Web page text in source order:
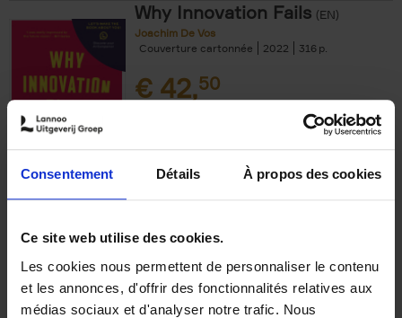
Consentement Détails À propos des cookies
Ce site web utilise des cookies.
Les cookies nous permettent de personnaliser le contenu
et les annonces, d'offrir des fonctionnalités relatives aux
médias sociaux et d'analyser notre trafic. Nous
Why Innovation Fails (EN)
Joachim De Vos
Couverture cartonnée
2022 316
€ 42,50
The Uncertainty Principle (EN)
Peter Hinssen
Couverture cartonnée
2025 288